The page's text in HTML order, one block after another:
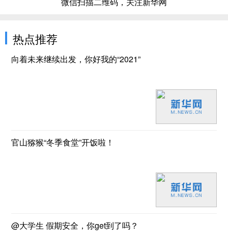
热点推荐
向着未来继续出发，你好我的“2021”
官山猕猴“冬季食堂”开饭啦！
@大学生 假期安全，你get到了吗？